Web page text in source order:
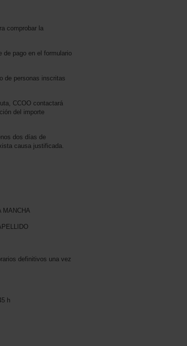
comprobar la
de pago en el formulario
de personas inscritas
CCOO contactará
del importe
dos días de
causa justificada.
MANCHA
definitivos una vez
h